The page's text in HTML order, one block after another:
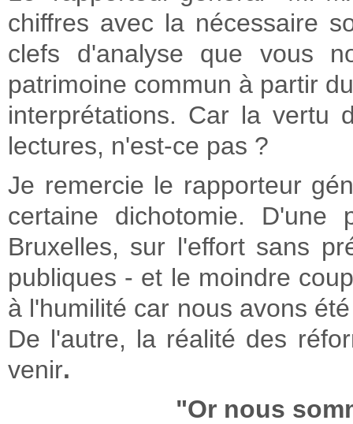
chiffres avec la nécessaire
clefs d'analyse que vous
patrimoine commun à partir
interprétations. Car la vertu
lectures, n'est-ce pas ?
Je remercie le rapporteur
certaine dichotomie.
Bruxelles, sur l'effort sans
publiques - et le moindre
à l'humilité car nous avons
De l'autre, la réalité des
venir.
"Or nous